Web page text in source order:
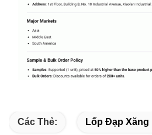
Các Thẻ: Lốp Đạp Xăng